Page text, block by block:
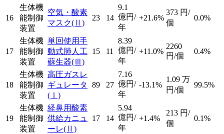
16
生体機
能制御
装置
空気・酸素
マスク(Ⅱ)
23 14
9.1
億円/
年
+21.6%
373 円/
個
0.0%
17
生体機
能制御
装置
単回使用手
動式肺人工
蘇生器(Ⅲ)
15 11
8.39
億円/
年
+11.0%
2260
円/個
0.4%
18
生体機
能制御
装置
高圧ガスレ
ギュレータ
(Ⅰ)
89 27
7.16
億円/
年
-13.1%
1.09 万
円/個
99.5%
19
生体機
能制御
装置
経鼻用酸素
供給カニュ
ーレ(Ⅱ)
17 14
5.94
億円/
年
+1.4%
213 円/
個
0.1%